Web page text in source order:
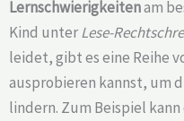
Lernschwierigkeitenam
Kind unterLese-
leidet, gibt es eine Reihe
ausprobieren kannst, um
lindern. Zum Beispiel